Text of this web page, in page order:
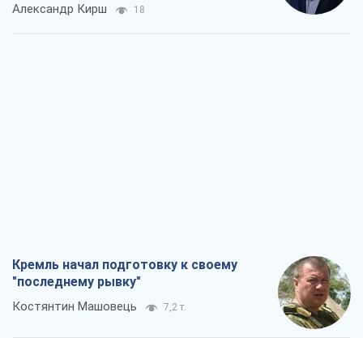
Александр Кирш 18
Кремль начал подготовку к своему
"последнему рывку"
Костянтин Машовець 7,2 т.